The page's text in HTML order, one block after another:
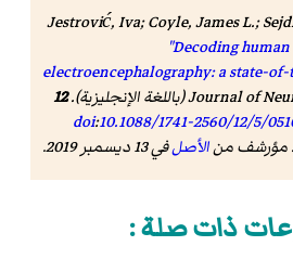
Jestrović, Iva; Coyle, James L.;
"Decoding
electroencephalography: a state-
Journal of(باللغة الإنجليزية).12
doi:10.1088/1741-2560/12/5/
. مؤرشف منالأصلفي 13 ديسمبر 2019.
ذات صلة :